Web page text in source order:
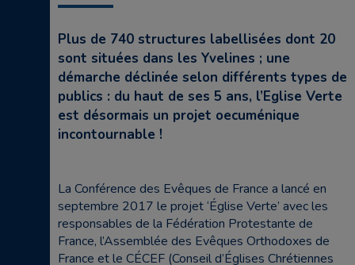
Plus de 740 structures labellisées dont 20
sont situées dans les Yvelines ; une
démarche déclinée selon différents types de
publics : du haut de ses 5 ans, l’Eglise Verte
est désormais un projet oecuménique
incontournable !
La Conférence des Evêques de France a lancé en
septembre 2017 le projet ‘Église Verte’ avec les
responsables de la Fédération Protestante de
France, l’Assemblée des Evêques Orthodoxes de
France et le CÉCEF (Conseil d’Églises Chrétiennes